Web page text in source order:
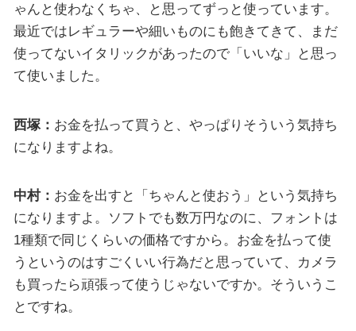
ゃんと使わなくちゃ、と思ってずっと使っています。
最近ではレギュラーや細いものにも飽きてきて、まだ
使ってないイタリックがあったので「いいな」と思っ
て使いました。
西塚： お金を払って買うと、やっぱりそういう気持ち
になりますよね。
中村： お金を出すと「ちゃんと使おう」という気持ち
になりますよ。ソフトでも数万円なのに、フォントは
1種類で同じくらいの価格ですから。お金を払って使
うというのはすごくいい行為だと思っていて、カメラ
も買ったら頑張って使うじゃないですか。そういうこ
とですね。